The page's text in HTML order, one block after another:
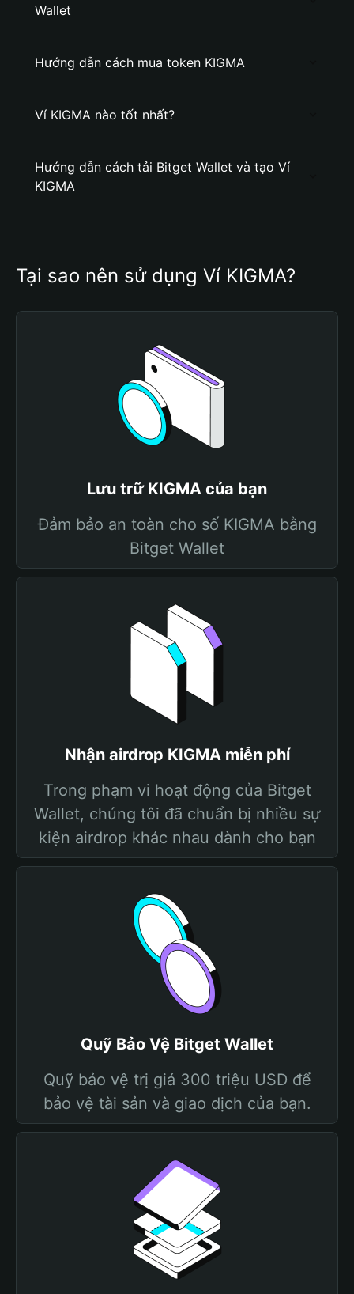
Wallet
Hướng dẫn cách mua token KIGMA
Ví KIGMA nào tốt nhất?
Hướng dẫn cách tải Bitget Wallet và tạo Ví
KIGMA
Tại sao nên sử dụng Ví KIGMA?
Lưu trữ KIGMA của bạn
Đảm bảo an toàn cho số KIGMA bằng
Bitget Wallet
Nhận airdrop KIGMA miễn phí
Trong phạm vi hoạt động của Bitget
Wallet, chúng tôi đã chuẩn bị nhiều sự
kiện airdrop khác nhau dành cho bạn
Quỹ Bảo Vệ Bitget Wallet
Quỹ bảo vệ trị giá 300 triệu USD để
bảo vệ tài sản và giao dịch của bạn.